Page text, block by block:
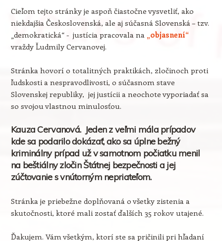
Cieľom tejto stránky je aspoň čiastočne vysvetliť, ako
niekdajšia Československá, ale aj súčasná Slovenská – tzv.
„demokratická“ - justícia pracovala na „objasnení“
vraždy Ľudmily Cervanovej.
Stránka hovorí o totalitných praktikách, zločinoch proti
ľudskosti a nespravodlivosti, o súčasnom stave
Slovenskej republiky, jej justícii a neochote vyporiadať sa
so svojou vlastnou minulosťou.
Kauza Cervanová. Jeden z veľmi mála prípadov
kde sa podarilo dokázať, ako sa úplne bežný
kriminálny prípad už v samotnom počiatku menil
na beštiálny zločin Štátnej bezpečnosti a jej
zúčtovanie s vnútorným nepriateľom.
Stránka je priebežne doplňovaná o všetky zistenia a
skutočnosti, ktoré mali zostať ďalších 35 rokov utajené.
Ďakujem. Vám všetkým, ktorí ste sa pričinili pri hľadaní